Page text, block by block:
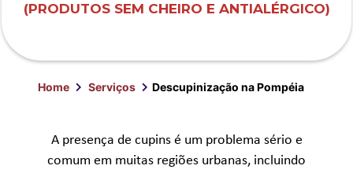
(PRODUTOS SEM CHEIRO E ANTIALÉRGICO)
Home Serviços Descupinização na Pompéia
A presença de cupins é um problema sério e
comum em muitas regiões urbanas, incluindo